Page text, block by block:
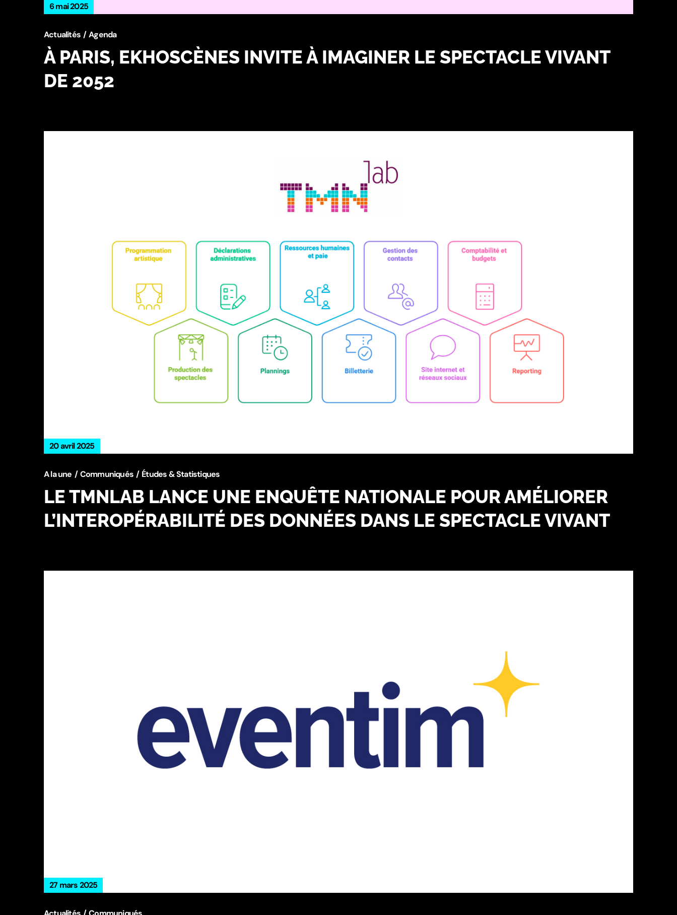
6 mai 2025
Actualités Agenda
À PARIS, EKHOSCÈNES INVITE À IMAGINER LE SPECTACLE VIVANT
DE 2052
20 avril 2025
A la une Communiqués Études & Statistiques
​LE TMNLAB LANCE UNE ENQUÊTE NATIONALE POUR AMÉLIORER
L’INTEROPÉRABILITÉ DES DONNÉES DANS LE SPECTACLE VIVANT
27 mars 2025